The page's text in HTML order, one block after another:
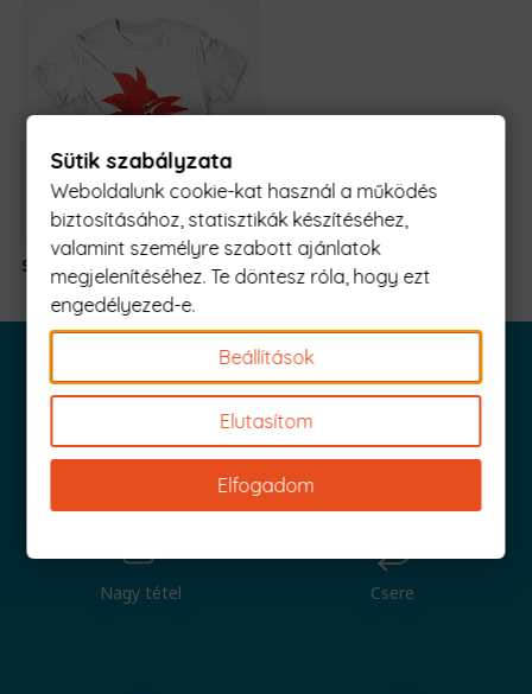
Saiyan Invasion 6590 Ft -tól
Iratkozz fel és küldjük is az 1000 Ft értékű kuponod!
Nagy tétel Csere
Sütik szabályzata
Weboldalunk cookie-kat használ a működés
biztosításához, statisztikák készítéséhez,
valamint személyre szabott ajánlatok
megjelenítéséhez. Te döntesz róla, hogy ezt
engedélyezed-e.
Beállítások
Elutasítom
Elfogadom